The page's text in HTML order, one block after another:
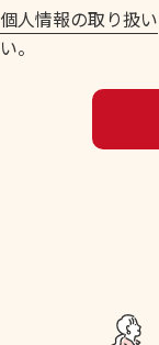
個人情報の取り扱い
い。